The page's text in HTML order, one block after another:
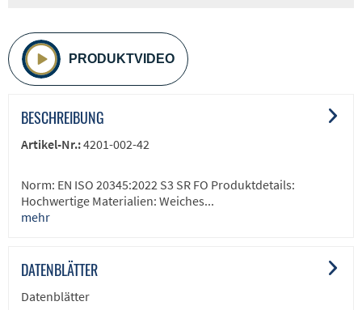
PRODUKTVIDEO
BESCHREIBUNG
Artikel-Nr.:4201-002-42
Norm: EN ISO 20345:2022 S3 SR FO Produktdetails:
Hochwertige Materialien: Weiches...
mehr
DATENBLÄTTER
Datenblätter